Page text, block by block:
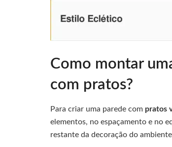
Como montar
com pratos?
Para criar uma parede com pratos
elementos, no espaçamento e no
restante da decoração do